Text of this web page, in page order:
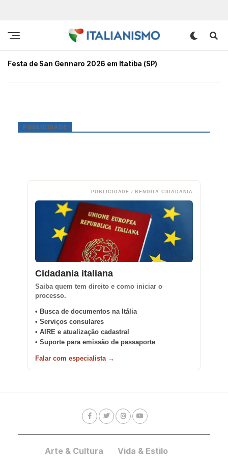
Festa de San Gennaro 2026 em Itatiba (SP)
PUBLICIDADE
PUBLICIDADE / BENDITA CIDADANIA
Cidadania italiana
Saiba quem tem direito e como iniciar o
processo.
• Busca de documentos na Itália
• Serviços consulares
• AIRE e atualização cadastral
• Suporte para emissão de passaporte
Falar com especialista →
Arte & Cultura Vida & Estilo